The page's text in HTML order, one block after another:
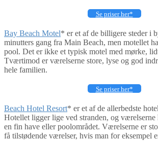
Se priser her*
Bay Beach Motel* er et af de billigere steder i
minutters gang fra Main Beach, men motellet
pool. Det er ikke et typisk motel med mørke,
Tværtimod er værelserne store, lyse og god
hele familien.
Se priser her*
Beach Hotel Resort* er et af de allerbedste
Hotellet ligger lige ved stranden, og værelserne
en fin have eller poolområdet. Værelserne er
få tilstødende værelser, hvis man for eksempel